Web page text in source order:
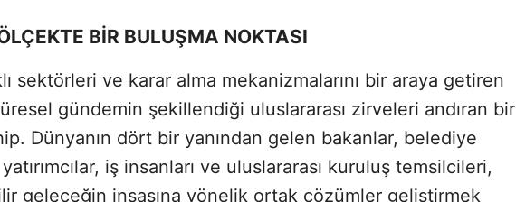
BİR BULUŞMA NOKTASI
sektörleri ve karar alma mekanizmalarını bir araya getiren
gündemin şekillendiği uluslararası zirveleri andıran bir
Dünyanın dört bir yanından gelen bakanlar, belediye
iş insanları ve uluslararası kuruluş temsilcileri,
geleceğin inşasına yönelik ortak çözümler geliştirmek